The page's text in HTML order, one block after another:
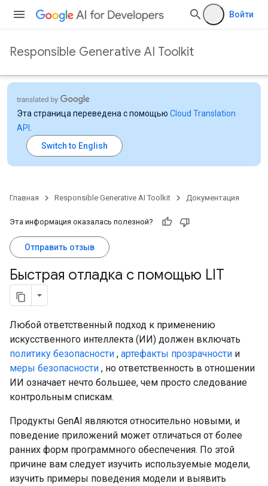
Войти
Responsible Generative AI Toolkit
Эта страница переведена с помощью Cloud Translation
API
Главная Responsible Generative AI Toolkit Документация
Эта информация оказалась полезной?
Отправить отзыв
Быстрая отладка с помощью LIT
Любой ответственный подход к применению
искусственного интеллекта (ИИ) должен включать
политику безопасности , артефакты прозрачности и
меры безопасности , но ответственность в отношении
ИИ означает нечто большее, чем просто следование
контрольным спискам.
Продукты GenAI являются относительно новыми, и
поведение приложений может отличаться от более
ранних форм программного обеспечения. По этой
причине вам следует изучить используемые модели,
изучить примеры поведения модели и выявить